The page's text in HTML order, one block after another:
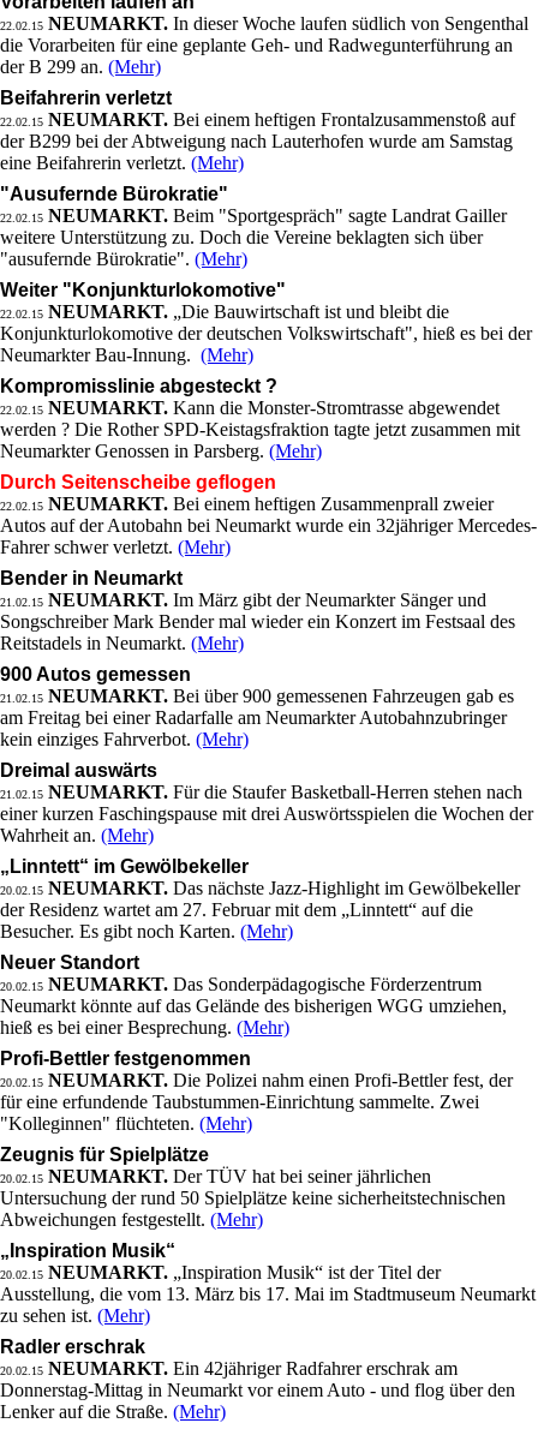
22.02.15 NEUMARKT. In dieser Woche laufen südlich von Sengenthal
die Vorarbeiten für eine geplante Geh- und Radwegunterführung an
der B 299 an. (Mehr)
Beifahrerin verletzt
22.02.15 NEUMARKT. Bei einem heftigen Frontalzusammenstoß auf
der B299 bei der Abtweigung nach Lauterhofen wurde am Samstag
eine Beifahrerin verletzt. (Mehr)
"Ausufernde Bürokratie"
22.02.15 NEUMARKT. Beim "Sportgespräch" sagte Landrat Gailler
weitere Unterstützung zu. Doch die Vereine beklagten sich über
"ausufernde Bürokratie". (Mehr)
Weiter "Konjunkturlokomotive"
22.02.15 NEUMARKT. „Die Bauwirtschaft ist und bleibt die
Konjunkturlokomotive der deutschen Volkswirtschaft", hieß es bei der
Neumarkter Bau-Innung. (Mehr)
Kompromisslinie abgesteckt ?
22.02.15 NEUMARKT. Kann die Monster-Stromtrasse abgewendet
werden ? Die Rother SPD-Keistagsfraktion tagte jetzt zusammen mit
Neumarkter Genossen in Parsberg. (Mehr)
Durch Seitenscheibe geflogen
22.02.15 NEUMARKT. Bei einem heftigen Zusammenprall zweier
Autos auf der Autobahn bei Neumarkt wurde ein 32jähriger Mercedes-
Fahrer schwer verletzt. (Mehr)
Bender in Neumarkt
21.02.15 NEUMARKT. Im März gibt der Neumarkter Sänger und
Songschreiber Mark Bender mal wieder ein Konzert im Festsaal des
Reitstadels in Neumarkt. (Mehr)
900 Autos gemessen
21.02.15 NEUMARKT. Bei über 900 gemessenen Fahrzeugen gab es
am Freitag bei einer Radarfalle am Neumarkter Autobahnzubringer
kein einziges Fahrverbot. (Mehr)
Dreimal auswärts
21.02.15 NEUMARKT. Für die Staufer Basketball-Herren stehen nach
einer kurzen Faschingspause mit drei Auswörtsspielen die Wochen der
Wahrheit an. (Mehr)
„Linntett“ im Gewölbekeller
20.02.15 NEUMARKT. Das nächste Jazz-Highlight im Gewölbekeller
der Residenz wartet am 27. Februar mit dem „Linntett“ auf die
Besucher. Es gibt noch Karten. (Mehr)
Neuer Standort
20.02.15 NEUMARKT. Das Sonderpädagogische Förderzentrum
Neumarkt könnte auf das Gelände des bisherigen WGG umziehen,
hieß es bei einer Besprechung. (Mehr)
Profi-Bettler festgenommen
20.02.15 NEUMARKT. Die Polizei nahm einen Profi-Bettler fest, der
für eine erfundende Taubstummen-Einrichtung sammelte. Zwei
"Kolleginnen" flüchteten. (Mehr)
Zeugnis für Spielplätze
20.02.15 NEUMARKT. Der TÜV hat bei seiner jährlichen
Untersuchung der rund 50 Spielplätze keine sicherheitstechnischen
Abweichungen festgestellt. (Mehr)
„Inspiration Musik“
20.02.15 NEUMARKT. „Inspiration Musik“ ist der Titel der
Ausstellung, die vom 13. März bis 17. Mai im Stadtmuseum Neumarkt
zu sehen ist. (Mehr)
Radler erschrak
20.02.15 NEUMARKT. Ein 42jähriger Radfahrer erschrak am
Donnerstag-Mittag in Neumarkt vor einem Auto - und flog über den
Lenker auf die Straße. (Mehr)